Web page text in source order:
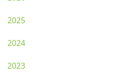
2025
2024
2023